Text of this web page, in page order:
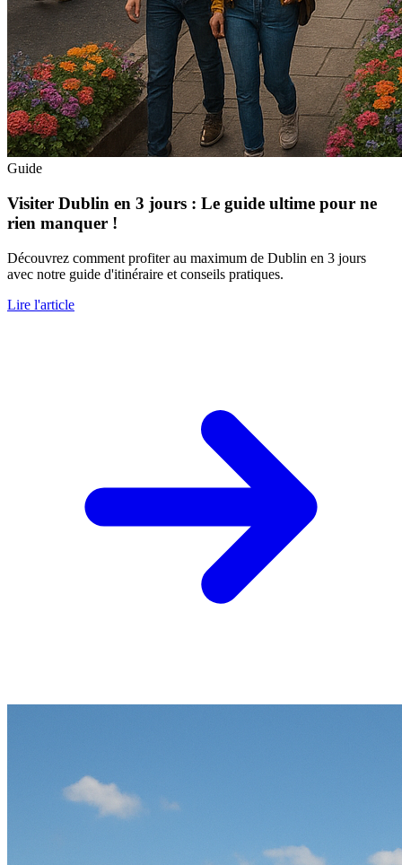
Guide
Visiter Dublin en 3 jours : Le guide ultime pour ne
rien manquer !
Découvrez comment profiter au maximum de Dublin en 3 jours
avec notre guide d'itinéraire et conseils pratiques.
Lire l'article